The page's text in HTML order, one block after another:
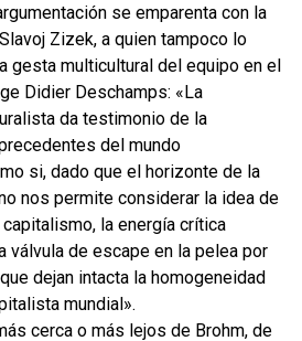
se emparenta con la
Zizek, a quien tampoco lo
gesta multicultural del equipo en el
Didier Deschamps: «La
da testimonio de la
del mundo
si, dado que el horizonte de la
nos permite considerar la idea de
la energía crítica
válvula de escape en la pelea por
dejan intacta la homogeneidad
mundial».
cerca o más lejos de Brohm, de